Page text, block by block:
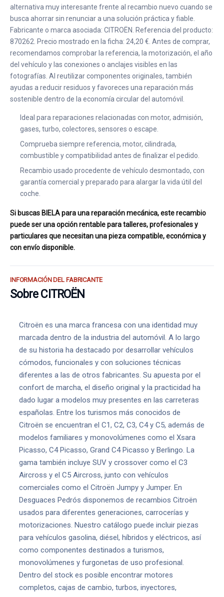
alternativa muy interesante frente al recambio nuevo cuando se
busca ahorrar sin renunciar a una solución práctica y fiable.
Fabricante o marca asociada: CITROËN. Referencia del producto:
870262. Precio mostrado en la ficha: 24,20 €. Antes de comprar,
recomendamos comprobar la referencia, la motorización, el año
del vehículo y las conexiones o anclajes visibles en las
fotografías. Al reutilizar componentes originales, también
ayudas a reducir residuos y favoreces una reparación más
sostenible dentro de la economía circular del automóvil.
Ideal para reparaciones relacionadas con motor, admisión,
gases, turbo, colectores, sensores o escape.
Comprueba siempre referencia, motor, cilindrada,
combustible y compatibilidad antes de finalizar el pedido.
Recambio usado procedente de vehículo desmontado, con
garantía comercial y preparado para alargar la vida útil del
coche.
Si buscas BIELA para una reparación mecánica, este recambio
puede ser una opción rentable para talleres, profesionales y
particulares que necesitan una pieza compatible, económica y
con envío disponible.
INFORMACIÓN DEL FABRICANTE
Sobre CITROËN
Citroën es una marca francesa con una identidad muy
marcada dentro de la industria del automóvil. A lo largo
de su historia ha destacado por desarrollar vehículos
cómodos, funcionales y con soluciones técnicas
diferentes a las de otros fabricantes. Su apuesta por el
confort de marcha, el diseño original y la practicidad ha
dado lugar a modelos muy presentes en las carreteras
españolas. Entre los turismos más conocidos de
Citroën se encuentran el C1, C2, C3, C4 y C5, además de
modelos familiares y monovolúmenes como el Xsara
Picasso, C4 Picasso, Grand C4 Picasso y Berlingo. La
gama también incluye SUV y crossover como el C3
Aircross y el C5 Aircross, junto con vehículos
comerciales como el Citroën Jumpy y Jumper. En
Desguaces Pedrós disponemos de recambios Citroën
usados para diferentes generaciones, carrocerías y
motorizaciones. Nuestro catálogo puede incluir piezas
para vehículos gasolina, diésel, híbridos y eléctricos, así
como componentes destinados a turismos,
monovolúmenes y furgonetas de uso profesional.
Dentro del stock es posible encontrar motores
completos, cajas de cambio, turbos, inyectores,